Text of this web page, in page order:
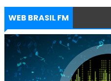
WEB BRASIL FM